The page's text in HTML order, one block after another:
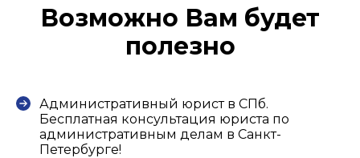
Возможно Вам будет
полезно
Административный юрист в СПб.
Бесплатная консультация юриста по
административным делам в Санкт-
Петербурге!